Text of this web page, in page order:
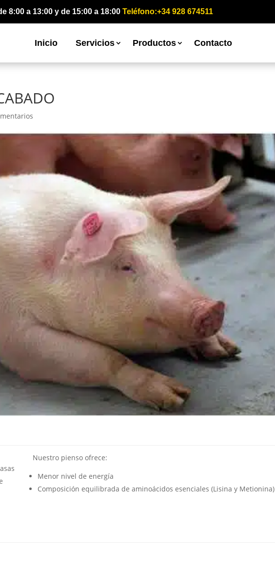
8:00 a 13:00 y de 15:00 a 18:00 Teléfono:+34 928 674511
Inicio Servicios Productos Contacto
Nuestro pienso ofrece:
Menor nivel de energía
Composición equilibrada de aminoácidos esenciales (Lisina y Metionina)